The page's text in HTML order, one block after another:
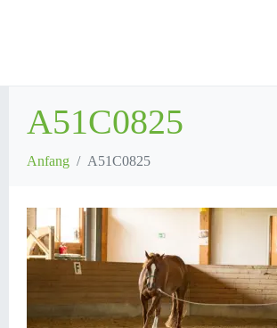
A51C0825
Anfang A51C0825